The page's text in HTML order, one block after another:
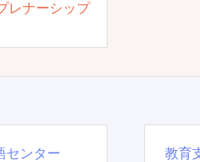
レナーシップ
センター 教育